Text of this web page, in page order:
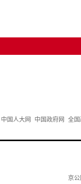
中国人大网 中国政府网 全国
京